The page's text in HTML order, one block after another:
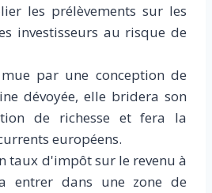
les prélèvements sur les
investisseurs au risque de
par une conception de
dévoyée, elle bridera son
de richesse et fera la
européens.
taux d'impôt sur le revenu à
entrer dans une zone de